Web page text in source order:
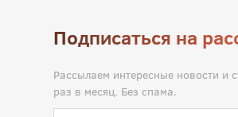
Подписаться на
Рассылаем интересные новости и
раз в месяц. Без спама.